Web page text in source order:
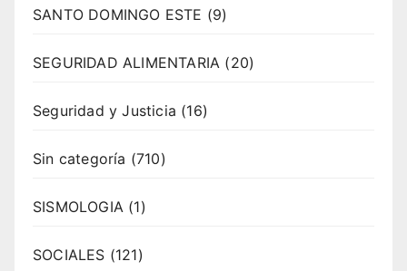
SANTO DOMINGO ESTE (9)
SEGURIDAD ALIMENTARIA (20)
Seguridad y Justicia (16)
Sin categoría (710)
SISMOLOGIA (1)
SOCIALES (121)